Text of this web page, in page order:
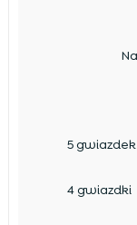
5 gwiazdek
4 gwiazdki